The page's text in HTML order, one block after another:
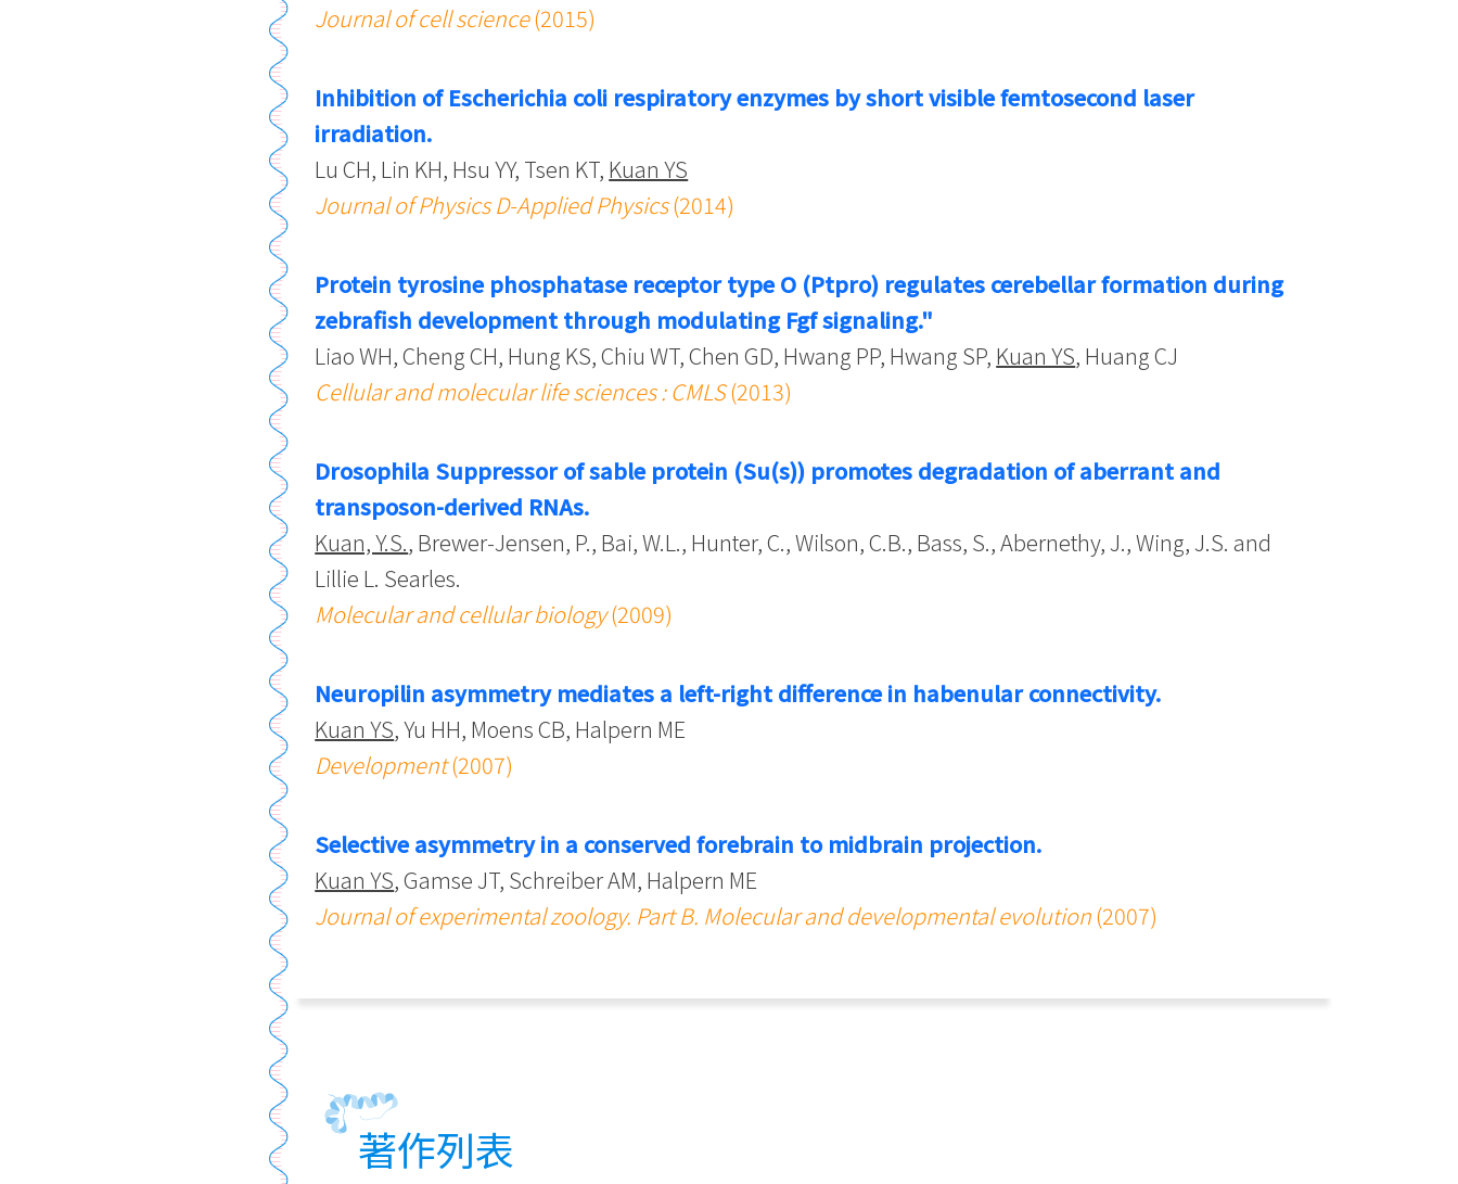
Journal of cell science(2015)
Inhibition of Escherichia coli respiratory enzymes by short visible femtosecond laser
irradiation.
Lu CH, Lin KH, Hsu YY, Tsen KT, Kuan YS
Journal of Physics D-Applied Physics(2014)
Protein tyrosine phosphatase receptor type O (Ptpro) regulates cerebellar formation during
zebrafish development through modulating Fgf signaling."
Liao WH, Cheng CH, Hung KS, Chiu WT, Chen GD, Hwang PP, Hwang SP, Kuan YS, Huang CJ
Cellular and molecular life sciences : CMLS(2013)
Drosophila Suppressor of sable protein (Su(s)) promotes degradation of aberrant and
transposon-derived RNAs.
Kuan, Y.S., Brewer-Jensen, P., Bai, W.L., Hunter, C., Wilson, C.B., Bass, S., Abernethy, J., Wing, J.S. and
Lillie L. Searles.
Molecular and cellular biology(2009)
Neuropilin asymmetry mediates a left-right difference in habenular connectivity.
Kuan YS, Yu HH, Moens CB, Halpern ME
Development(2007)
Selective asymmetry in a conserved forebrain to midbrain projection.
Kuan YS, Gamse JT, Schreiber AM, Halpern ME
Journal of experimental zoology. Part B. Molecular and developmental evolution(2007)
著作列表